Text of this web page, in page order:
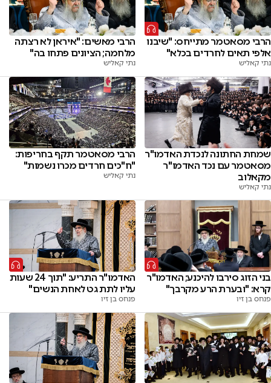
הרבי מסאטמר מתייחס: "שיבנו
אלפי תאים לחרדים בכלא"
נתי קאליש
הרבי מאשים: "איראן לא רצתה
מלחמה; הציונים פתחו בה"
נתי קאליש
שמחת החתונה לנכדת האדמו"ר
מסאטמר עם נכד האדמו"ר
מקאלוב
נתי קאליש
הרבי מסאטמר תקף בחריפות:
"ח"כים חרדים מכרו נשמות"
נתי קאליש
בני הזוג סירבו להיכנע; האדמו"ר
קרא: "ובערת הרע מקרבך"
פנחס בן זיו
האדמו"ר התריע: "תוך 24 שעות
עליו לתת גט לאחת הנשים"
פנחס בן זיו